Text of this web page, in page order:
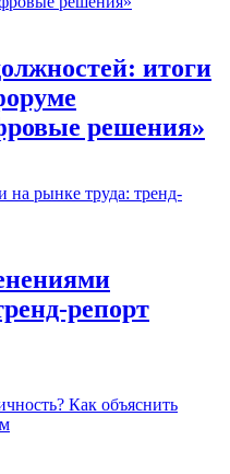
итоги
решения»
репорт